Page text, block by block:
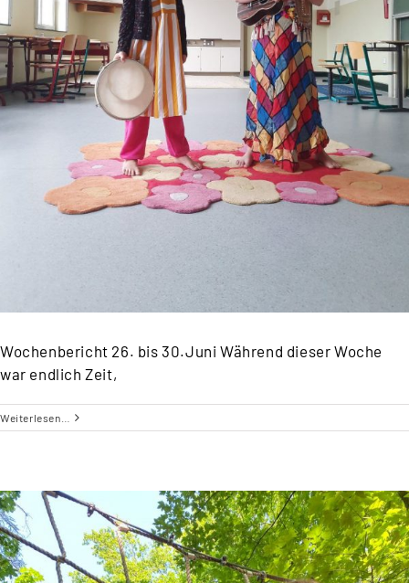
Wochenbericht 26. bis 30.Juni Während dieser Woche
war endlich Zeit,
Weiterlesen…